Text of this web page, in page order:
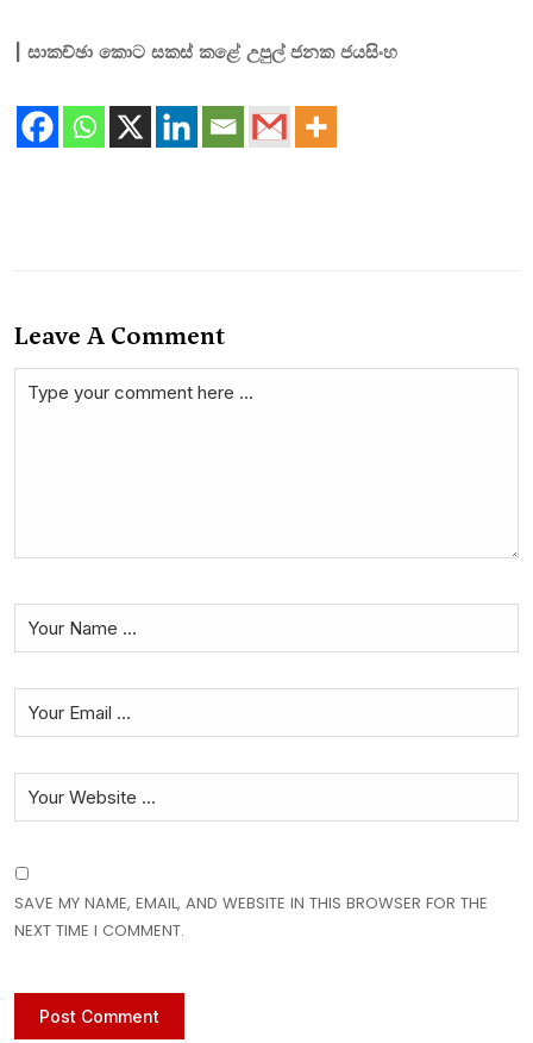
| සාකච්ඡා කොට සකස් කළේ උපුල් ජනක ජයසිංහ
Leave A Comment
SAVE MY NAME, EMAIL, AND WEBSITE IN THIS BROWSER FOR THE
NEXT TIME I COMMENT.